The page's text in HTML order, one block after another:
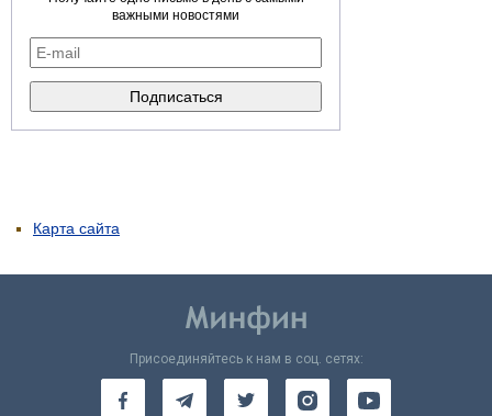
важными новостями
Карта сайта
Присоединяйтесь к нам в соц. сетях: